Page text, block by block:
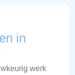
in
werk